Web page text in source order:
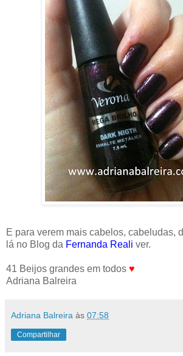
E para verem mais cabelos, cabeludas,
lá no Blog da Fernanda Reali ver.
41 Beijos grandes em todos ♥
Adriana Balreira
Adriana Balreira às 07:58
Compartilhar